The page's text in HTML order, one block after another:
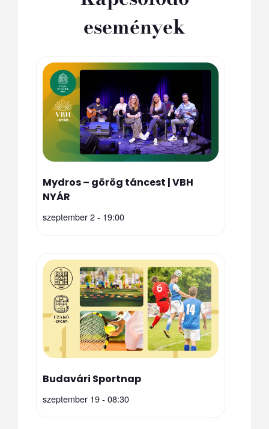
események
Mydros – görög táncest | VBH
NYÁR
szeptember 2 - 19:00
Budavári Sportnap
szeptember 19 - 08:30